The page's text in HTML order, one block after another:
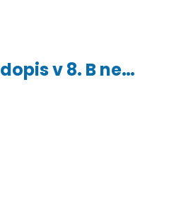
Fyzika a přírodopis v 8. B netradičně